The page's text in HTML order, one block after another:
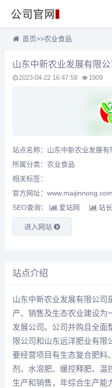
首页>>农业食品
山东中新农业发展有限公
2023-04-22 16:47:59 1909
站点名称：山东中新农业发展有
所属分类： 农业食品
相关标签：
官方网址：
SEO查询：
爱站网 站
进入网站
站点介绍
山东中新农业发展有限公司
产、销售及生态农业建设为
发展公司。公司并购且全面
限公司和山东远洋肥业有限
要经营项目有生态复合肥料
剂、水溶肥、缓控释肥、温
生产和销售，年综合生产能